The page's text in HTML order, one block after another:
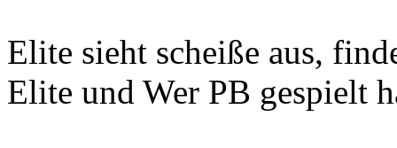
Elite sieht scheiße aus,
Elite und Wer PB gespielt